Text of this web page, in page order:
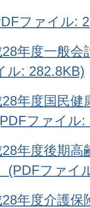
ファイル:
年度一般会
ル: 282.8KB)
年度国民健
ファイル:
年度後期高
(PDFファイ
年度介護保